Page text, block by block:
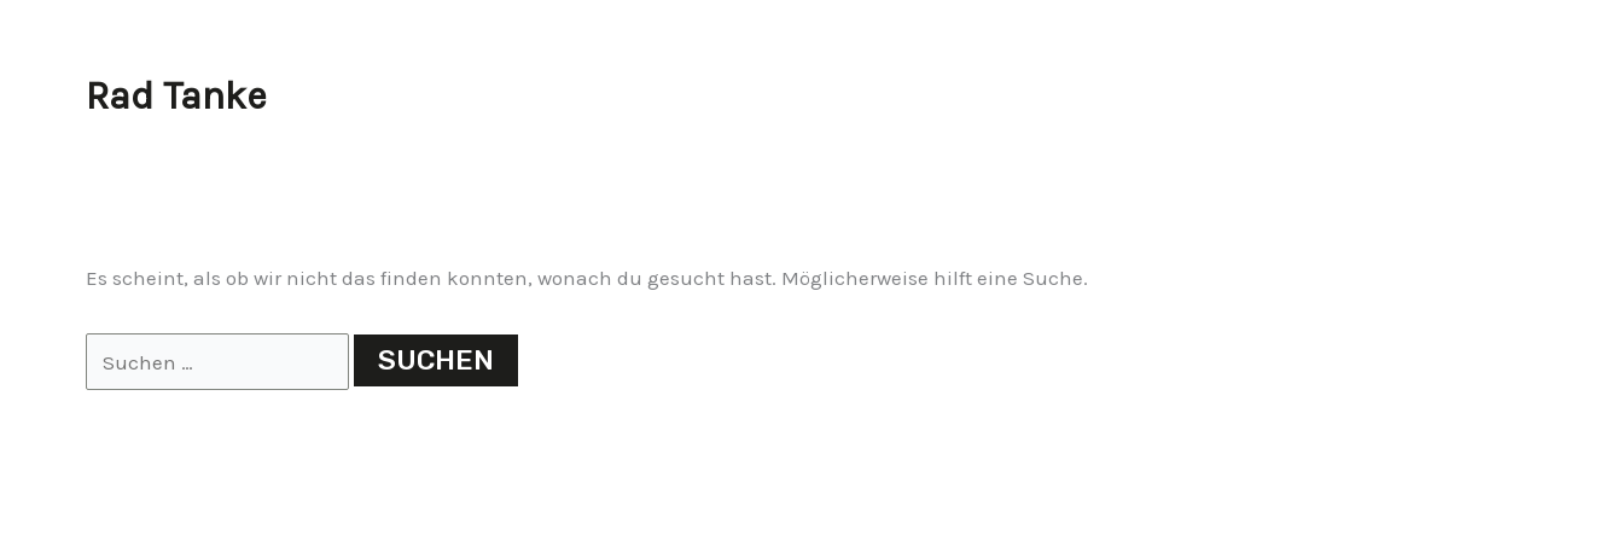
Rad Tanke
Es scheint, als ob wir nicht das finden konnten, wonach du gesucht hast. Möglicherweise hilft eine Suche.